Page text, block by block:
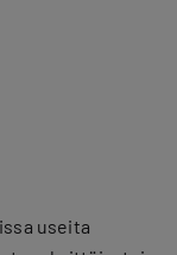
useita